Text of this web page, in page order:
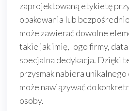
zaprojektowaną etykietę
opakowania lub
może zawierać dowolne
takie jak imię, logo firmy,
specjalna dedykacja. Dzięki
przysmak nabiera
może nawiązywać do
osoby.